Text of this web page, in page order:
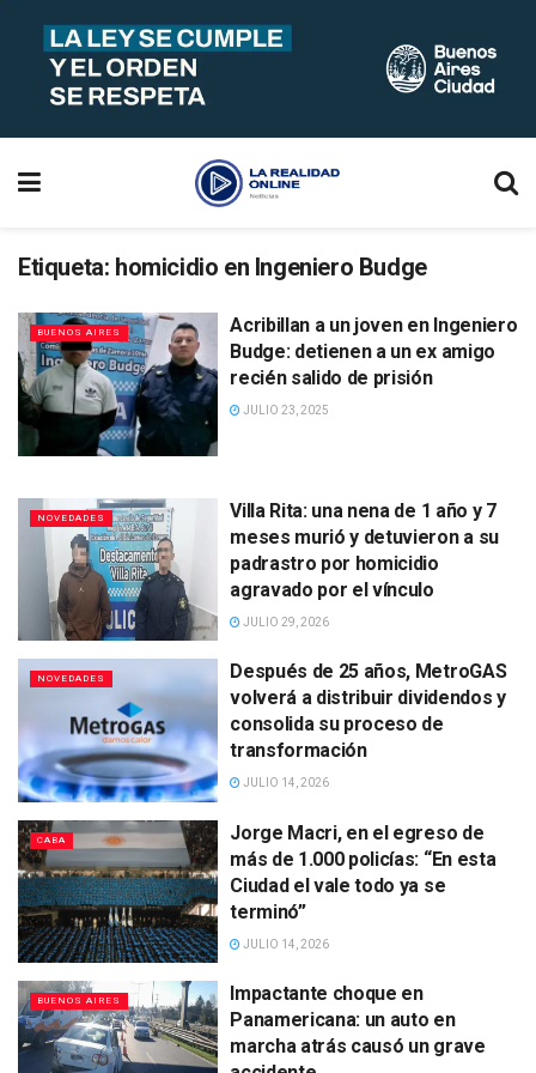
Etiqueta: homicidio en Ingeniero Budge
BUENOS AIRES
Acribillan a un joven en Ingeniero
Budge: detienen a un ex amigo
recién salido de prisión
JULIO 23, 2025
NOVEDADES
Villa Rita: una nena de 1 año y 7
meses murió y detuvieron a su
padrastro por homicidio
agravado por el vínculo
JULIO 29, 2026
NOVEDADES
Después de 25 años, MetroGAS
volverá a distribuir dividendos y
consolida su proceso de
transformación
JULIO 14, 2026
CABA
Jorge Macri, en el egreso de
más de 1.000 policías: “En esta
Ciudad el vale todo ya se
terminó”
JULIO 14, 2026
BUENOS AIRES
Impactante choque en
Panamericana: un auto en
marcha atrás causó un grave